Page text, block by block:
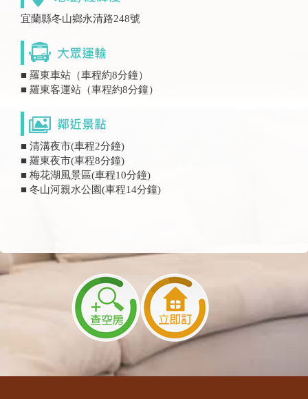
宜蘭縣冬山鄉永清路248號
■ 羅東車站（車程約8分鐘）
■ 羅東客運站（車程約8分鐘）
■ 清溝夜市(車程2分鐘)
■ 羅東夜市(車程8分鐘)
■ 梅花湖風景區(車程10分鐘)
■ 冬山河親水公園(車程14分鐘)